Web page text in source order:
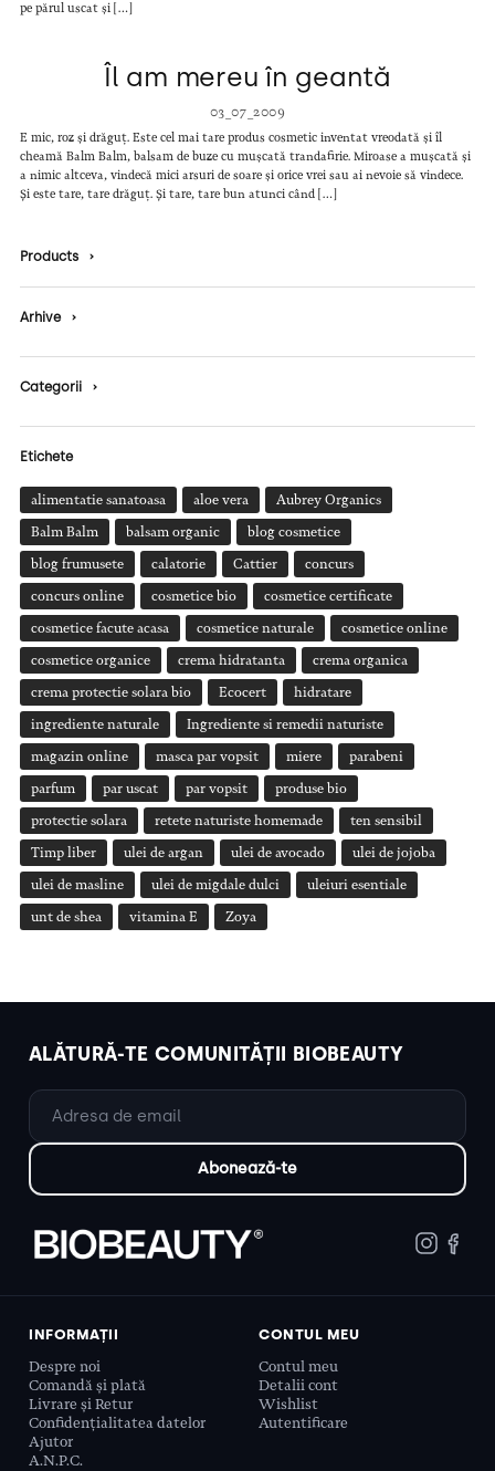
pe părul uscat și […]
Îl am mereu în geantă
03_07_2009
E mic, roz și drăguț. Este cel mai tare produs cosmetic inventat vreodată și îl
cheamă Balm Balm, balsam de buze cu mușcată trandafirie. Miroase a mușcată și
a nimic altceva, vindecă mici arsuri de soare și orice vrei sau ai nevoie să vindece.
Și este tare, tare drăguț. Și tare, tare bun atunci când […]
Products ›
Arhive ›
Categorii ›
Etichete
alimentatie sanatoasa aloe vera Aubrey Organics
Balm Balm balsam organic blog cosmetice
blog frumusete calatorie Cattier concurs
concurs online cosmetice bio cosmetice certificate
cosmetice facute acasa cosmetice naturale cosmetice online
cosmetice organice crema hidratanta crema organica
crema protectie solara bio Ecocert hidratare
ingrediente naturale Ingrediente si remedii naturiste
magazin online masca par vopsit miere parabeni
parfum par uscat par vopsit produse bio
protectie solara retete naturiste homemade ten sensibil
Timp liber ulei de argan ulei de avocado ulei de jojoba
ulei de masline ulei de migdale dulci uleiuri esentiale
unt de shea vitamina E Zoya
ALĂTURĂ-TE COMUNITĂȚII BIOBEAUTY
INFORMAȚII
Despre noi
Comandă și plată
Livrare și Retur
Confidențialitatea datelor
Ajutor
A.N.P.C.
CONTUL MEU
Contul meu
Detalii cont
Wishlist
Autentificare